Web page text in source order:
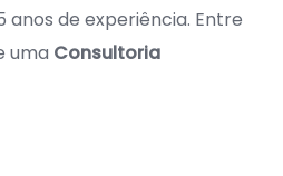
anos de experiência. Entre
uma Consultoria